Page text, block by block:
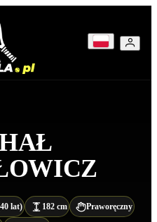
lat) 182 cm Praworęczny